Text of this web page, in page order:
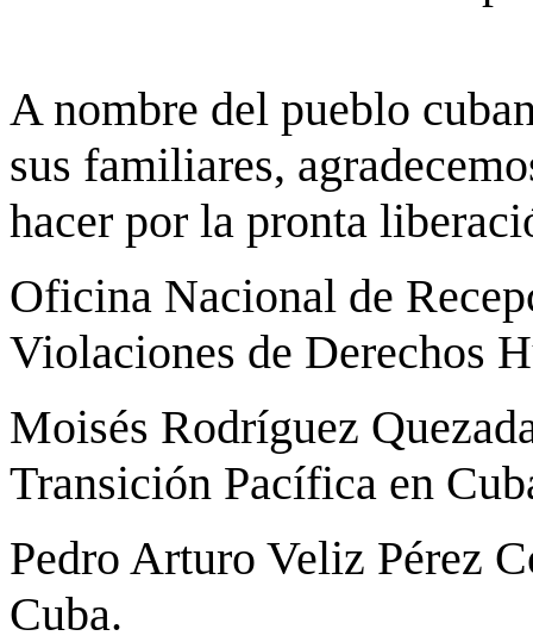
A nombre del pueblo
sus familiares,
hacer por la pronta
Oficina Nacional de
Violaciones de Derechos
Moisés Rodríguez
Transición Pacífica en
Pedro Arturo Veliz Pérez
Cuba.